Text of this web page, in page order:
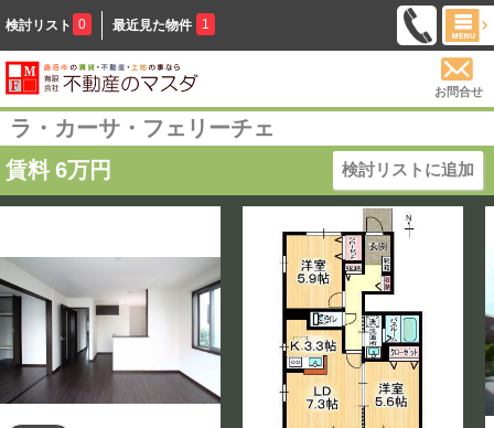
検討リスト 0 最近見た物件 1
お問合せ
ラ・カーサ・フェリーチェ
賃料 6万円 検討リストに追加